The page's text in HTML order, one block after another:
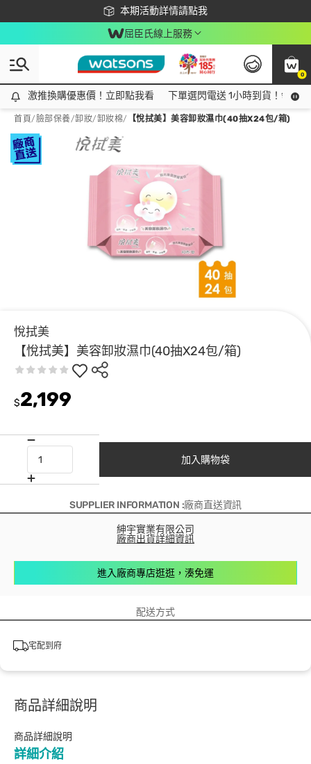
本期活動詳情請點我
下載app最高回饋$350
屈臣氏線上服務
0
激推換購優惠價！立即點我看
激推換購優惠價！立即點我看 下單選閃電送 1小時到貨！領神
首頁/臉部保養/卸妝/卸妝棉/ 【悅拭美】美容卸妝濕巾(40抽X24包/箱)
悅拭美
【悅拭美】美容卸妝濕巾(40抽X24包/箱)
$2,199
加入購物袋
SUPPLIER INFORMATION :廠商直送資訊
紳宇實業有限公司
廠商出貨詳細資訊
進入廠商專店逛逛，湊免運
配送方式
宅配到府
商品詳細說明
商品詳細說明
詳細介紹